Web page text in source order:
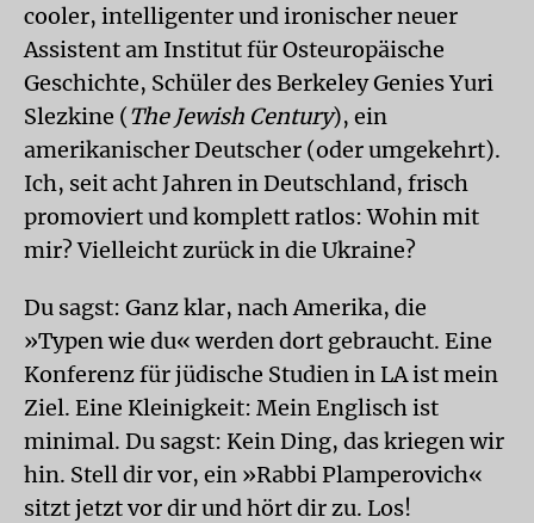
cooler, intelligenter und ironischer neuer
Assistent am Institut für Osteuropäische
Geschichte, Schüler des Berkeley Genies Yuri
Slezkine (The Jewish Century), ein
amerikanischer Deutscher (oder umgekehrt).
Ich, seit acht Jahren in Deutschland, frisch
promoviert und komplett ratlos: Wohin mit
mir? Vielleicht zurück in die Ukraine?
Du sagst: Ganz klar, nach Amerika, die
»Typen wie du« werden dort gebraucht. Eine
Konferenz für jüdische Studien in LA ist mein
Ziel. Eine Kleinigkeit: Mein Englisch ist
minimal. Du sagst: Kein Ding, das kriegen wir
hin. Stell dir vor, ein »Rabbi Plamperovich«
sitzt jetzt vor dir und hört dir zu. Los!